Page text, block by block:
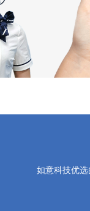
如意科技优